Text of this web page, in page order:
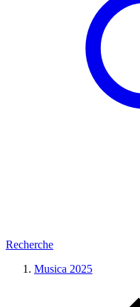
Recherche
Musica 2025